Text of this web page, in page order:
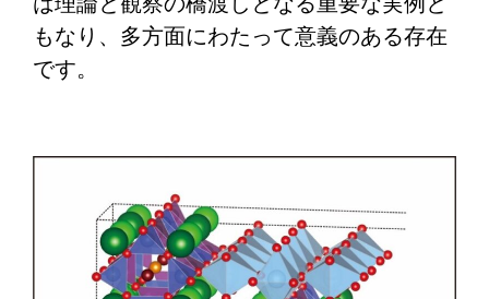
もなり、多方面にわたって意義のある存在
です。